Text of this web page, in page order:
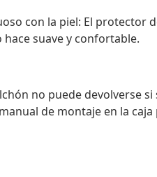
con la piel: El protector
suave y confortable.
no puede devolverse
de montaje en la